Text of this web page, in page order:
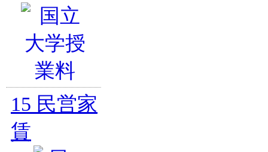
15 民営家
賃